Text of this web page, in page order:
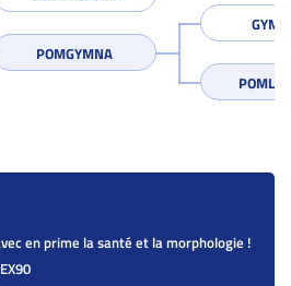
POMGYMNA
en prime la santé et la morphologie !